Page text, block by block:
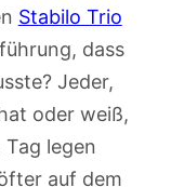
Stabilo Trio
dass
Jeder,
oder weiß,
legen
auf dem